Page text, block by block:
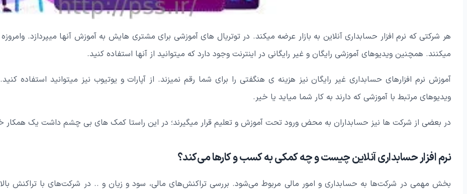
هر شرکتی که نرم افزار حسابداری آنلاین به بازار عرضه میکند. در توتریال های آموزشی برای مشتری هایش به آموزش آنها میپردازد.
میکنند. همچنین ویدیوهای آموزشی رایگان و غیر رایگانی در اینترنت وجود دارد که میتوانید از آنها استفاده کنید.
آموزش نرم افزارهای حسابداری غیر رایگان نیز هزینه ی هنگفتی را برای شما رقم نمیزند. از آپارات و یوتیوب نیز میتوانید استفاده
ویدیوهای مرتبط با آموزشی که دارند به کار شما میاید یا خیر.
در بعضی از شرکت ها نیز حسابداران به محض ورود تحت آموزش و تعلیم قرار میگیرند؛ در این راستا کمک های بی چشم داشت یک همکار
نرم افزار حسابداری آنلاین چیست و چه کمکی به کسب و کارها می‌کند؟
بخش مهمی در شرکت‌ها به حسابداری و امور مالی مربوط می‌شود. بررسی تراکنش‌های مالی، سود و زیان و .. در شرکت‌های با تراکنش